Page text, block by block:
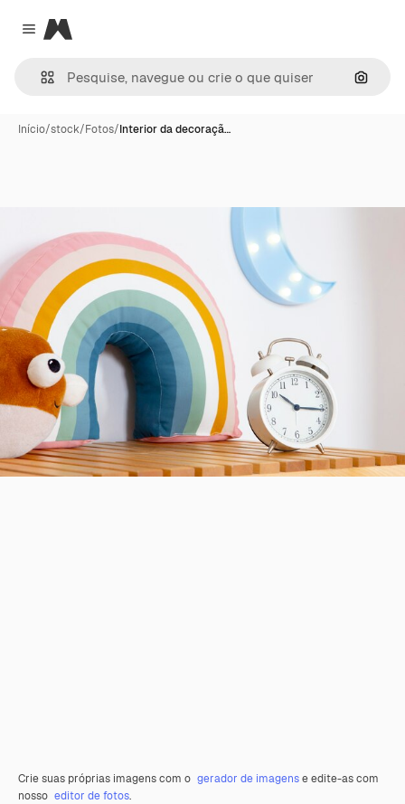
Close menu
Magnific
Início/stock/Fotos/Interior da decoraçã…
Crie suas próprias imagens com o gerador de imagense edite-as com
nosso editor de fotos.